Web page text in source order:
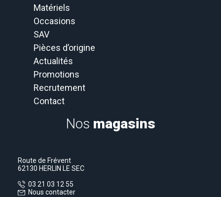
Matériels
Occasions
SAV
Pièces d’origine
Actualités
Promotions
Recrutement
Contact
Nos magasins
Route de Frévent
62130 HERLIN LE SEC
03 21 03 12 55
Nous contacter